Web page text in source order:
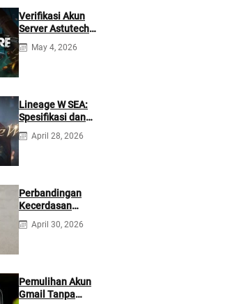
Verifikasi Akun
Server Astutech
Free Fire Gratis
May 4, 2026
Lineage W SEA:
Spesifikasi dan
Tanggal Rilis
April 28, 2026
Perbandingan
Kecerdasan
Buatan Claude
dan ChatGPT:
April 30, 2026
Pemulihan Akun
Gmail Tanpa